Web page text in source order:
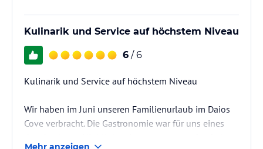
Kulinarik und Service auf höchstem Niveau
6 / 6
Kulinarik und Service auf höchstem Niveau
Wir haben im Juni unseren Familienurlaub im Daios
Cove verbracht. Die Gastronomie war für uns eines
Mehr anzeigen